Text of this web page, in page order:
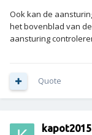
Ook kan de
het bovenblad van
aansturing
Quote
kapot2015